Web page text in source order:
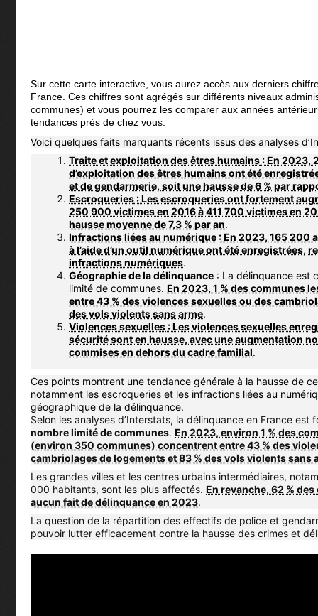
Sur cette carte interactive, vous aurez accès aux derniers
France. Ces chiffres sont agrégés sur différents niveaux
communes) et vous pourrez les comparer aux années
tendances près de chez vous.
Voici quelques faits marquants récents issus des analyses
Traite et exploitation des êtres humains : En 2023,
d’exploitation des êtres humains ont été
et de gendarmerie, soit une hausse de 6 % par
Escroqueries : Les escroqueries ont fortement
250 900 victimes en 2016 à 411 700 victimes en
hausse moyenne de 7,3 % par an.
Infractions liées au numérique : En 2023, 165 200
à l’aide d’un outil numérique ont été enregistrées,
infractions numériques.
Géographie de la délinquance : La délinquance est
limité de communes. En 2023, 1 % des communes
entre 43 % des violences sexuelles ou des
des vols violents sans arme.
Violences sexuelles : Les violences sexuelles
sécurité sont en hausse, avec une augmentation
commises en dehors du cadre familial.
Ces points montrent une tendance générale à la hausse de
notamment les escroqueries et les infractions liées au
géographique de la délinquance.
Selon les analyses d’Interstats, la délinquance en France
nombre limité de communes. En 2023, environ 1 % des
(environ 350 communes) concentrent entre 43 % des
cambriolages de logements et 83 % des vols violents sans
Les grandes villes et les centres urbains intermédiaires,
000 habitants, sont les plus affectés. En revanche, 62 %
aucun fait de délinquance en 2023.
La question de la répartition des effectifs de police et
pouvoir lutter efficacement contre la hausse des crimes et